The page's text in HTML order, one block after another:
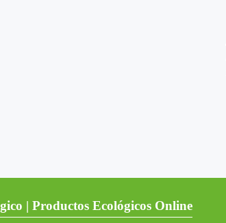
| Productos Ecológicos Online